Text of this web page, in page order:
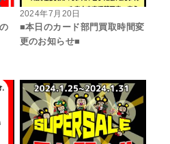
2024年7月20日
■本日のカード部門買取時間変
更のお知らせ■